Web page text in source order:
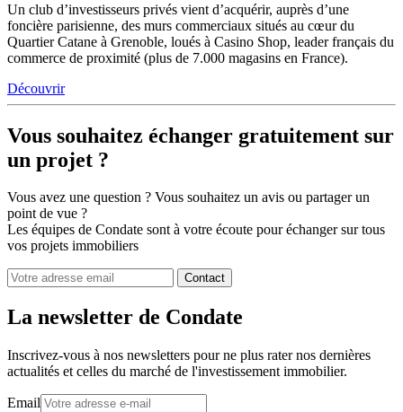
Un club d’investisseurs privés vient d’acquérir, auprès d’une
foncière parisienne, des murs commerciaux situés au cœur du
Quartier Catane à Grenoble, loués à Casino Shop, leader français du
commerce de proximité (plus de 7.000 magasins en France).
Découvrir
Vous souhaitez échanger gratuitement sur
un projet ?
Vous avez une question ? Vous souhaitez un avis ou partager un
point de vue ?
Les équipes de Condate sont à votre écoute pour échanger sur tous
vos projets immobiliers
Contact
La newsletter de Condate
Inscrivez-vous à nos newsletters pour ne plus rater nos dernières
actualités et celles du marché de l'investissement immobilier.
Email